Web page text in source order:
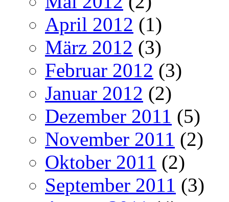
April 2012 (1)
März 2012 (3)
Februar 2012 (3)
Januar 2012 (2)
Dezember 2011 (5)
November 2011 (2)
Oktober 2011 (2)
September 2011 (3)